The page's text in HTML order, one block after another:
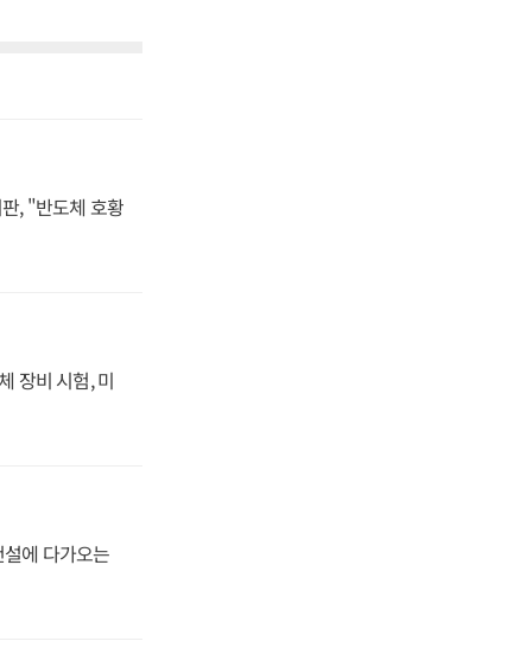
, "반도체 호황
장비 시험, 미
에 다가오는